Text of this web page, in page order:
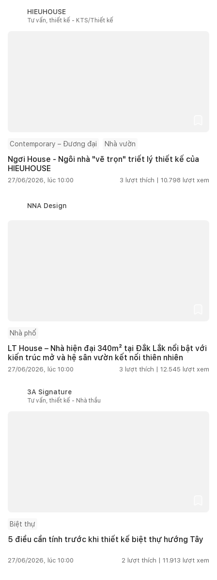
HIEUHOUSE
Tư vấn, thiết kế - KTS/Thiết kế
Contemporary – Đương đại Nhà vườn
Ngơi House - Ngôi nhà "vẽ trọn" triết lý thiết kế của
HIEUHOUSE
27/06/2026, lúc 10:00 3 lượt thích | 10.798 lượt xem
NNA Design
Nhà phố
LT House – Nhà hiện đại 340m² tại Đắk Lắk nổi bật với
kiến trúc mở và hệ sân vườn kết nối thiên nhiên
27/06/2026, lúc 10:00 3 lượt thích | 12.545 lượt xem
3A Signature
Tư vấn, thiết kế - Nhà thầu
Biệt thự
5 điều cần tính trước khi thiết kế biệt thự hướng Tây
27/06/2026, lúc 10:00 2 lượt thích | 11.913 lượt xem